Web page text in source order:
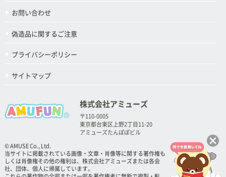
お問い合わせ
偽造品に関するご注意
プライバシーポリシー
サイトマップ
株式会社アミューズ
〒110-0005
東京都台東区上野2丁目11-20
アミューズたんぽぽビル
© AMUSE Co., Ltd.
当サイトに掲載されている画像・文章・肖像等に関する著作権も
しくは肖像権その他の権利は、株式会社アミューズまたは各会
社、団体、個人に帰属しています。